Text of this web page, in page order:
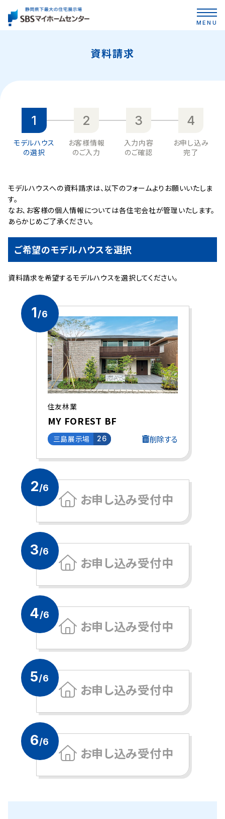
MENU
資料請求
1
モデルハウス
の選択
2
お客様情報
のご入力
3
入力内容
のご確認
4
お申し込み
完了
モデルハウスへの資料請求は、以下のフォームよりお願いいたしま
す。
なお、お客様の個人情報については各住宅会社が管理いたします。
あらかじめご了承ください。
ご希望のモデルハウスを選択
資料請求を希望するモデルハウスを選択してください。
1/6
住友林業
MY FOREST BF
三島展示場 26 削除する
2/6
お申し込み受付中
3/6
お申し込み受付中
4/6
お申し込み受付中
5/6
お申し込み受付中
6/6
お申し込み受付中